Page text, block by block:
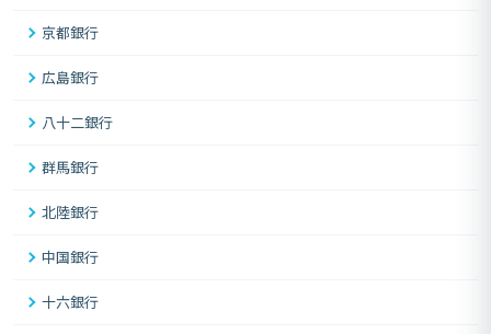
京都銀行
広島銀行
八十二銀行
群馬銀行
北陸銀行
中国銀行
十六銀行